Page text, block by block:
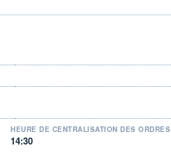
HEURE DE CENTRALISATION DES ORDRES
14:30